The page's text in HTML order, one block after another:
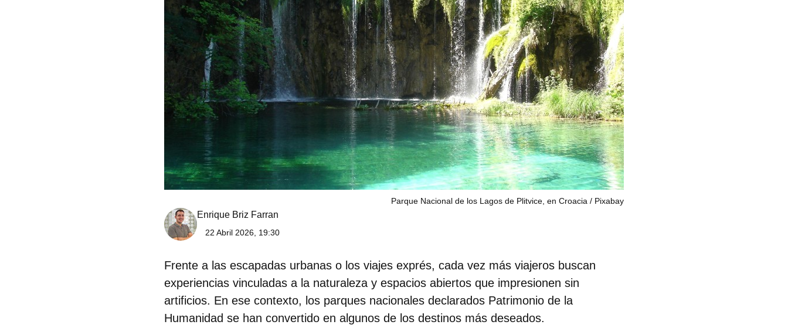
Parque Nacional de los Lagos de Plitvice, en Croacia Pixabay
Enrique Briz Farran
22 Abril 2026, 19:30
Frente a las escapadas urbanas o los viajes exprés, cada vez más viajeros buscan
experiencias vinculadas a la naturaleza y espacios abiertos que impresionen sin
artificios. En ese contexto, los parques nacionales declarados Patrimonio de la
Humanidad se han convertido en algunos de los destinos más deseados.